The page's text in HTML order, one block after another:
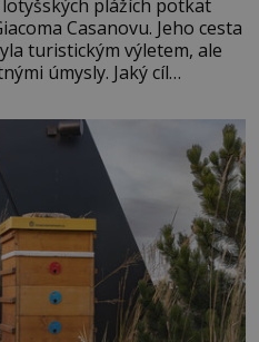
plážích potkat
Casanovu. Jeho cesta
turistickým výletem, ale
úmysly. Jaký cíl
kontaktoval tamní
oblasti žádným nováčkem,